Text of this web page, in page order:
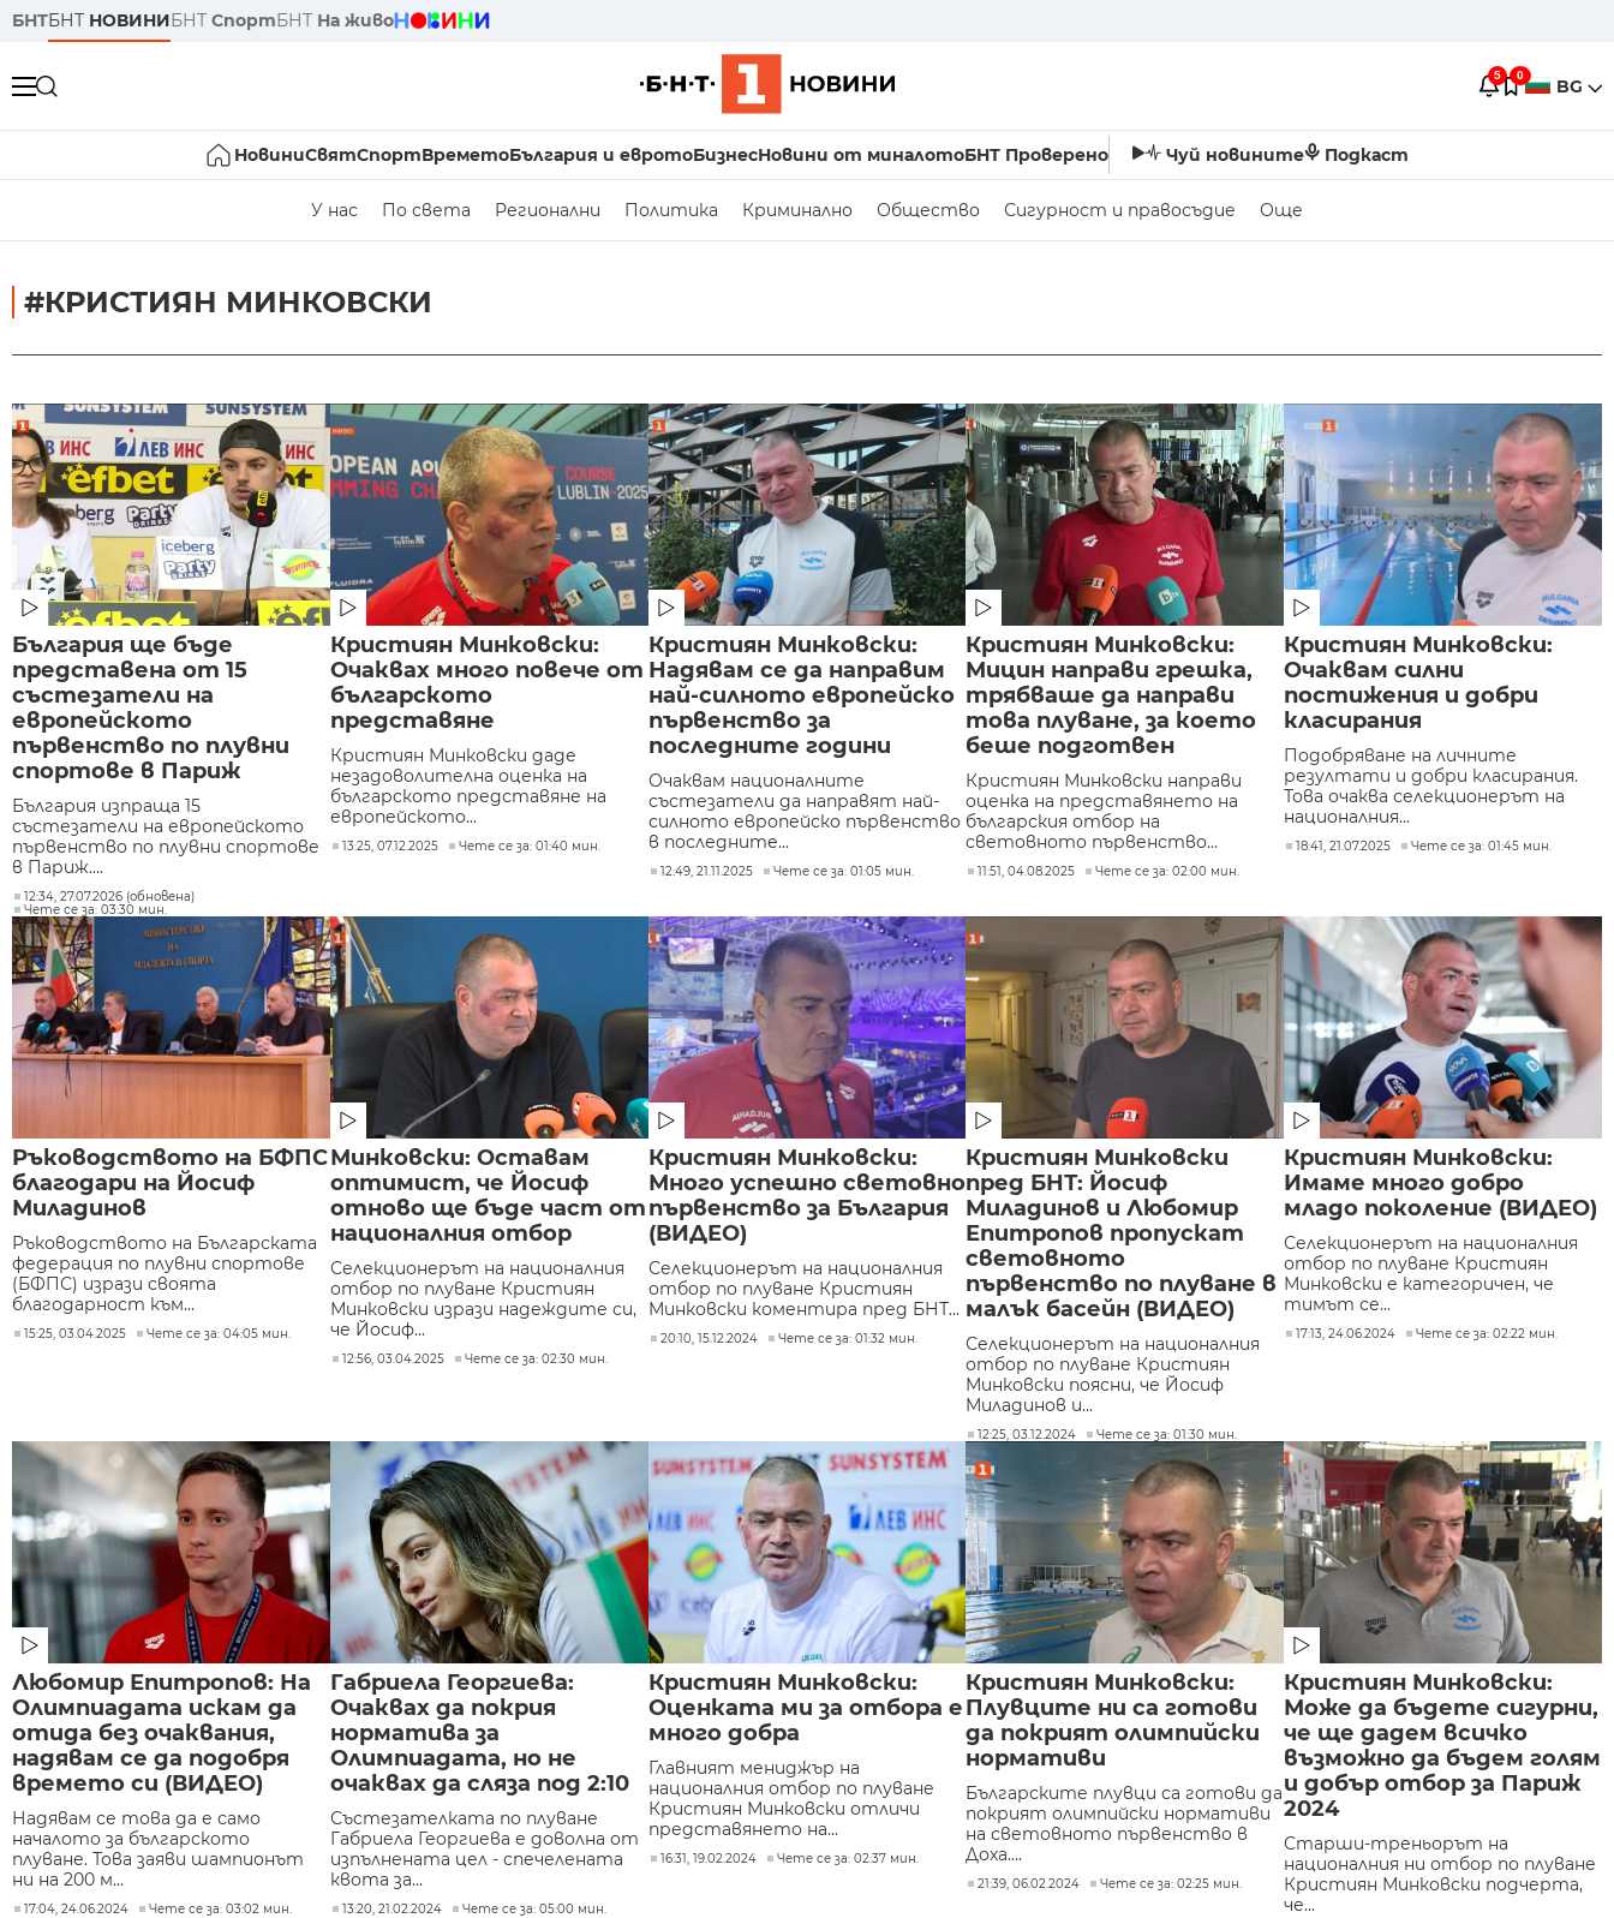
БНТБНТ НОВИНИБНТ СпортБНТ На живо
5 0 BG
НовиниСвятСпортВреметоБългария и евротоБизнесНовини от миналотоБНТ Проверено Чуй новините Подкаст
У нас По света Регионални Политика Криминално Общество Сигурност и правосъдие Още
#КРИСТИЯН МИНКОВСКИ
България ще бъде
представена от 15
състезатели на
европейското
първенство по плувни
спортове в Париж
България изпраща 15
състезатели на европейското
първенство по плувни спортове
в Париж....
12:34, 27.07.2026 (обновена)
Чете се за: 03:30 мин.
Кристиян Минковски:
Очаквах много повече от
българското
представяне
Кристиян Минковски даде
незадоволителна оценка на
българското представяне на
европейското...
13:25, 07.12.2025 Чете се за: 01:40 мин.
Кристиян Минковски:
Надявам се да направим
най-силното европейско
първенство за
последните години
Очаквам националните
състезатели да направят най-
силното европейско първенство
в последните...
12:49, 21.11.2025 Чете се за: 01:05 мин.
Кристиян Минковски:
Мицин направи грешка,
трябваше да направи
това плуване, за което
беше подготвен
Кристиян Минковски направи
оценка на представянето на
българския отбор на
световното първенство...
11:51, 04.08.2025 Чете се за: 02:00 мин.
Кристиян Минковски:
Очаквам силни
постижения и добри
класирания
Подобряване на личните
резултати и добри класирания.
Това очаква селекционерът на
националния...
18:41, 21.07.2025 Чете се за: 01:45 мин.
Ръководството на БФПС
благодари на Йосиф
Миладинов
Ръководството на Българската
федерация по плувни спортове
(БФПС) изрази своята
благодарност към...
15:25, 03.04.2025 Чете се за: 04:05 мин.
Минковски: Оставам
оптимист, че Йосиф
отново ще бъде част от
националния отбор
Селекционерът на националния
отбор по плуване Кристиян
Минковски изрази надеждите си,
че Йосиф...
12:56, 03.04.2025 Чете се за: 02:30 мин.
Кристиян Минковски:
Много успешно световно
първенство за България
(ВИДЕО)
Селекционерът на националния
отбор по плуване Кристиян
Минковски коментира пред БНТ...
20:10, 15.12.2024 Чете се за: 01:32 мин.
Кристиян Минковски
пред БНТ: Йосиф
Миладинов и Любомир
Епитропов пропускат
световното
първенство по плуване в
малък басейн (ВИДЕО)
Селекционерът на националния
отбор по плуване Кристиян
Минковски поясни, че Йосиф
Миладинов и...
12:25, 03.12.2024 Чете се за: 01:30 мин.
Кристиян Минковски:
Имаме много добро
младо поколение (ВИДЕО)
Селекционерът на националния
отбор по плуване Кристиян
Минковски е категоричен, че
тимът се...
17:13, 24.06.2024 Чете се за: 02:22 мин.
Любомир Епитропов: На
Олимпиадата искам да
отида без очаквания,
надявам се да подобря
времето си (ВИДЕО)
Надявам се това да е само
началото за българското
плуване. Това заяви шампионът
ни на 200 м...
17:04, 24.06.2024 Чете се за: 03:02 мин.
Габриела Георгиева:
Очаквах да покрия
норматива за
Олимпиадата, но не
очаквах да сляза под 2:10
Състезателката по плуване
Габриела Георгиева е доволна от
изпълнената цел - спечелената
квота за...
13:20, 21.02.2024 Чете се за: 05:00 мин.
Кристиян Минковски:
Оценката ми за отбора е
много добра
Главният мениджър на
националния отбор по плуване
Кристиян Минковски отличи
представянето на...
16:31, 19.02.2024 Чете се за: 02:37 мин.
Кристиян Минковски:
Плувците ни са готови
да покрият олимпийски
нормативи
Българските плувци са готови да
покрият олимпийски нормативи
на световното първенство в
Доха....
21:39, 06.02.2024 Чете се за: 02:25 мин.
Кристиян Минковски:
Може да бъдете сигурни,
че ще дадем всичко
възможно да бъдем голям
и добър отбор за Париж
2024
Старши-треньорът на
националния ни отбор по плуване
Кристиян Минковски подчерта,
че...